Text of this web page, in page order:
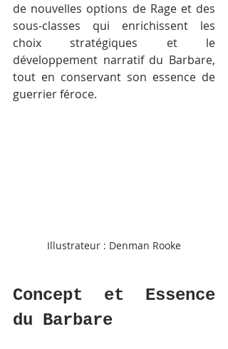
de nouvelles options de Rage et des
sous-classes qui enrichissent les
choix stratégiques et le
développement narratif du Barbare,
tout en conservant son essence de
guerrier féroce.
Illustrateur : Denman Rooke
Concept et Essence
du Barbare